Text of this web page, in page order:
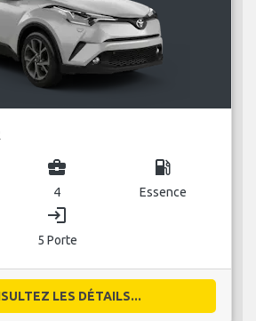
business_center
4
local_gas_station
Essence
login
5 Porte
LES DÉTAILS...